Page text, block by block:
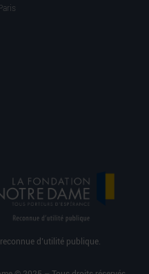
d’utilité publique.